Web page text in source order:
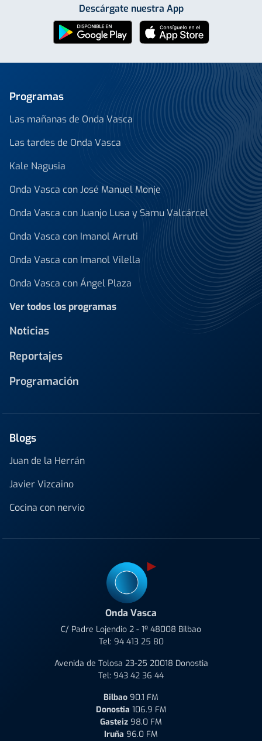
Descárgate nuestra App
Programas
Las mañanas de Onda Vasca
Las tardes de Onda Vasca
Kale Nagusia
Onda Vasca con José Manuel Monje
Onda Vasca con Juanjo Lusa y Samu Valcárcel
Onda Vasca con Imanol Arruti
Onda Vasca con Imanol Vilella
Onda Vasca con Ángel Plaza
Ver todos los programas
Noticias
Reportajes
Programación
Blogs
Juan de la Herrán
Javier Vizcaino
Cocina con nervio
Onda Vasca
C/ Padre Lojendio 2 - 1º 48008 Bilbao
Tel: 94 413 25 80
Avenida de Tolosa 23-25 20018 Donostia
Tel: 943 42 36 44
Bilbao 90.1 FM
Donostia 106.9 FM
Gasteiz 98.0 FM
Iruña 96.0 FM